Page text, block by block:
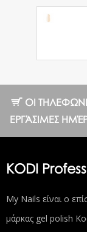
ΟΙ
ΕΡΓΆΣΙΜΕΣ
KODI
My Nails είναι ο
μάρκας gel polish